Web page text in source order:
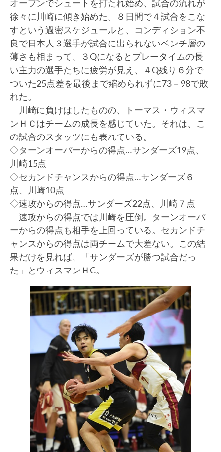
オープンでシュートを打たれ始め、試合の流れが
徐々に川崎に傾き始めた。８日間で４試合をこな
すという過密スケジュールと、コンディション不
良で日本人３選手が試合に出られないベンチ層の
薄さも相まって、３Qになるとプレータイムの長
い主力の選手たちに疲労が見え、４Q残り６分で
ついた25点差を最後まで縮められずに73－98で敗
れた。
川崎に負けはしたものの、トーマス・ウィスマ
ンＨＣはチームの成長を感じていた。それは、こ
の試合のスタッツにも表れている。
◇ターンオーバーからの得点…サンダーズ19点、
川崎15点
◇セカンドチャンスからの得点…サンダーズ６
点、川崎10点
◇速攻からの得点…サンダーズ22点、川崎７点
速攻からの得点では川崎を圧倒。ターンオーバ
ーからの得点も相手を上回っている。セカンドチ
ャンスからの得点は両チームで大差ない。この結
果だけを見れば、「サンダーズが勝つ試合だっ
た」とウィスマンＨC。